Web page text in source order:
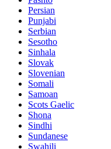
Persian
Punjabi
Serbian
Sesotho
Sinhala
Slovak
Slovenian
Somali
Samoan
Scots Gaelic
Shona
Sindhi
Sundanese
Swahili